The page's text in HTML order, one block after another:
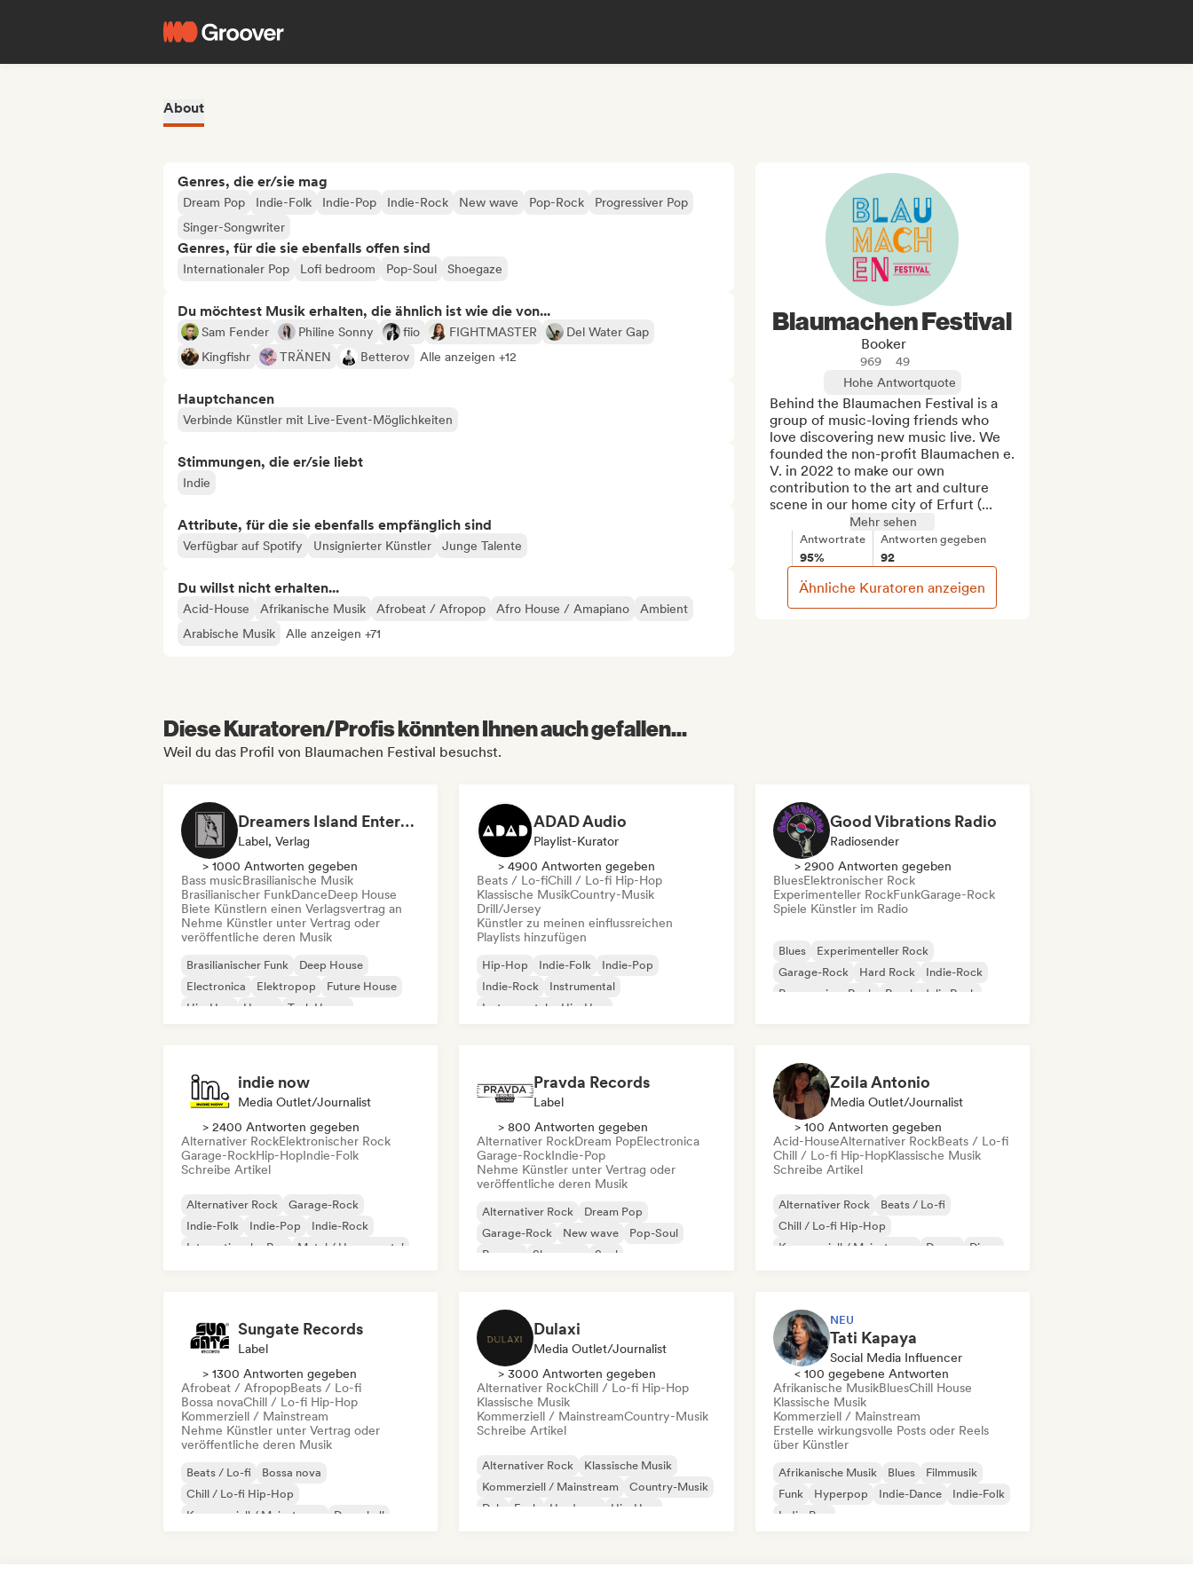
About
Genres, die er/sie mag
Dream Pop Indie-Folk Indie-Pop Indie-Rock New wave Pop-Rock
Progressiver Pop
Singer-Songwriter
Genres, für die sie ebenfalls offen sind
Internationaler Pop Lofi bedroom Pop-Soul Shoegaze
Du möchtest Musik erhalten, die ähnlich ist wie die von...
Sam Fender Philine Sonny fiio FIGHTMASTER
Del Water Gap
Kingfishr
TRÄNEN Betterov Alle anzeigen +12
Hauptchancen
Verbinde Künstler mit Live-Event-Möglichkeiten
Stimmungen, die er/sie liebt
Indie
Attribute, für die sie ebenfalls empfänglich sind
Verfügbar auf Spotify Unsignierter Künstler Junge Talente
Du willst nicht erhalten...
Acid-House Afrikanische Musik Afrobeat / Afropop Afro House / Amapiano
Ambient
Arabische Musik
Alle anzeigen +71
Blaumachen Festival
Booker
969
49
Hohe Antwortquote
Behind the Blaumachen Festival is a
group of music-loving friends who
love discovering new music live. We
founded the non-profit Blaumachen e.
V. in 2022 to make our own
contribution to the art and culture
scene in our home city of Erfurt (...
Mehr sehen
Antwortrate
95%
Antworten gegeben
92
Ähnliche Kuratoren anzeigen
Diese Kuratoren/Profis könnten Ihnen auch gefallen...
Weil du das Profil von Blaumachen Festival besuchst.
Dreamers Island Entertainment
Label, Verlag
> 1000 Antworten gegeben
Bass musicBrasilianische Musik
Brasilianischer FunkDanceDeep House
Biete Künstlern einen Verlagsvertrag an
Nehme Künstler unter Vertrag oder
veröffentliche deren Musik
Brasilianischer Funk
Deep House
Electronica
Elektropop
Future House
Hip-Hop
House Tech House
ADAD Audio
Playlist-Kurator
> 4900 Antworten gegeben
Beats / Lo-fiChill / Lo-fi Hip-Hop
Klassische MusikCountry-Musik
Drill/Jersey
Künstler zu meinen einflussreichen
Playlists hinzufügen
Hip-Hop Indie-Folk
Indie-Pop
Indie-Rock
Instrumental
Instrumentaler Hip-Hop
Good Vibrations Radio
Radiosender
> 2900 Antworten gegeben
BluesElektronischer Rock
Experimenteller RockFunkGarage-Rock
Spiele Künstler im Radio
Blues
Experimenteller Rock
Garage-Rock
Hard Rock
Indie-Rock
Progressiver Rock
Psychedelic Rock
indie now
Media Outlet/Journalist
> 2400 Antworten gegeben
Alternativer RockElektronischer Rock
Garage-RockHip-HopIndie-Folk
Schreibe Artikel
Alternativer Rock
Garage-Rock
Indie-Folk
Indie-Pop
Indie-Rock
Internationaler Rap
Metal / Heavy metal
Pravda Records
Label
> 800 Antworten gegeben
Alternativer RockDream PopElectronica
Garage-RockIndie-Pop
Nehme Künstler unter Vertrag oder
veröffentliche deren Musik
Alternativer Rock
Dream Pop
Garage-Rock
New wave
Pop-Soul
Reggae
Shoegaze Soul
Zoila Antonio
Media Outlet/Journalist
> 100 Antworten gegeben
Acid-HouseAlternativer RockBeats / Lo-fi
Chill / Lo-fi Hip-HopKlassische Musik
Schreibe Artikel
Alternativer Rock
Beats / Lo-fi
Chill / Lo-fi Hip-Hop
Kommerziell / Mainstream
Dance
Disco
Sungate Records
Label
> 1300 Antworten gegeben
Afrobeat / AfropopBeats / Lo-fi
Bossa novaChill / Lo-fi Hip-Hop
Kommerziell / Mainstream
Nehme Künstler unter Vertrag oder
veröffentliche deren Musik
Beats / Lo-fi
Bossa nova
Chill / Lo-fi Hip-Hop
Kommerziell / Mainstream
Dancehall
Dulaxi
Media Outlet/Journalist
> 3000 Antworten gegeben
Alternativer RockChill / Lo-fi Hip-Hop
Klassische Musik
Kommerziell / MainstreamCountry-Musik
Schreibe Artikel
Alternativer Rock
Klassische Musik
Kommerziell / Mainstream
Country-Musik
Dub
Funk Hardcore Hip-Hop
NEU
Tati Kapaya
Social Media Influencer
< 100 gegebene Antworten
Afrikanische MusikBluesChill House
Klassische Musik
Kommerziell / Mainstream
Erstelle wirkungsvolle Posts oder Reels
über Künstler
Afrikanische Musik Blues
Filmmusik
Funk
Hyperpop Indie-Dance
Indie-Folk
Indie-Pop